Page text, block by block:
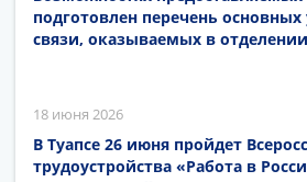
подготовлен перечень основных
связи, оказываемых в
18 июня 2026
В Туапсе 26 июня пройдет
трудоустройства «Работа в